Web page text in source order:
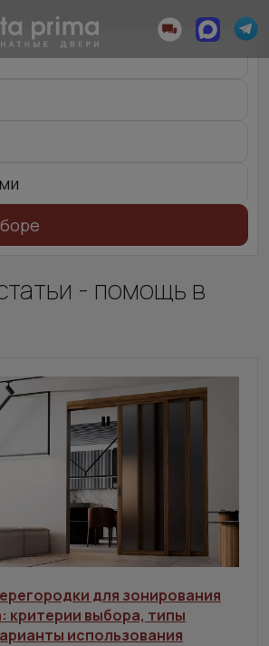
- помощь в
для зонирования
критерии выбора, типы
использования